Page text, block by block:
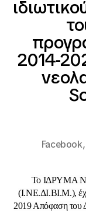
2014-
Facebook,
Το IΔΡΥΜΑ
(Ι.ΝΕ.ΔΙ.ΒΙ.Μ.),
2019 Απόφαση του